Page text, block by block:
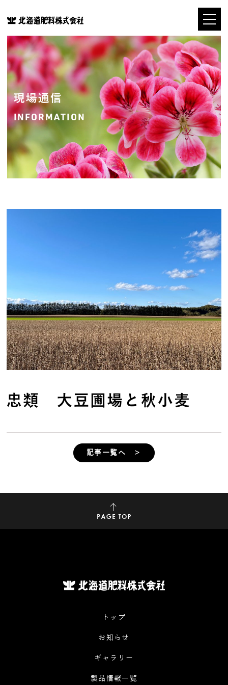
現場通信
INFORMATION
忠類 大豆圃場と秋小麦
記事一覧へ ＞
トップ
お知らせ
ギャラリー
製品情報一覧